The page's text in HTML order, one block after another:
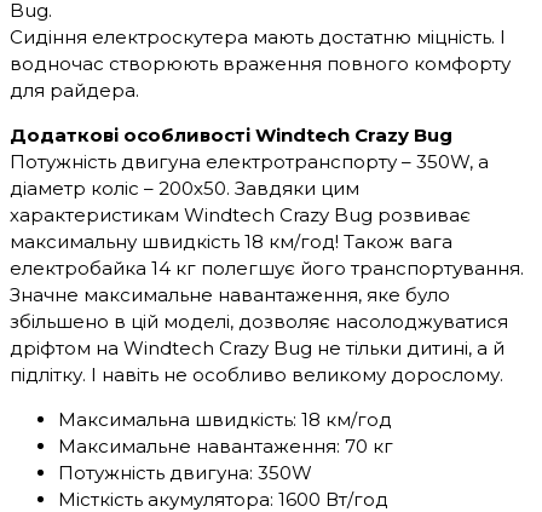
Bug.
Сидіння електроскутера мають достатню міцність. І
водночас створюють враження повного комфорту
для райдера.
Додаткові особливості Windtech Crazy Bug
Потужність двигуна електротранспорту – 350W, а
діаметр коліс – 200х50. Завдяки цим
характеристикам Windtech Crazy Bug розвиває
максимальну швидкість 18 км/год! Також вага
електробайка 14 кг полегшує його транспортування.
Значне максимальне навантаження, яке було
збільшено в цій моделі, дозволяє насолоджуватися
дріфтом на Windtech Crazy Bug не тільки дитині, а й
підлітку. І навіть не особливо великому дорослому.
Максимальна швидкість: 18 км/год
Максимальне навантаження: 70 кг
Потужність двигуна: 350W
Місткість акумулятора: 1600 Вт/год